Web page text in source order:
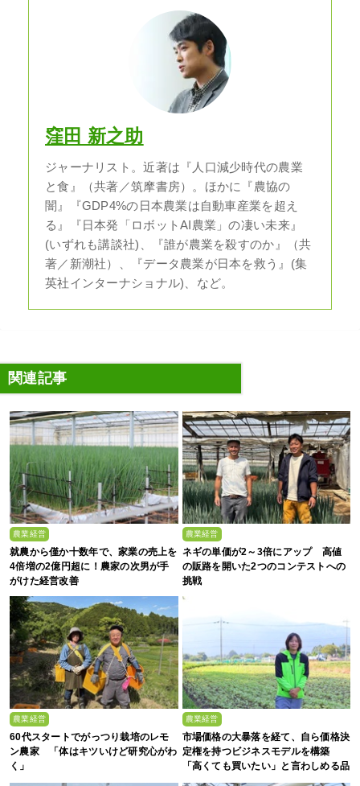
窪田 新之助
ジャーナリスト。近著は『人口減少時代の農業
と食』（共著／筑摩書房）。ほかに『農協の
闇』『GDP4%の日本農業は自動車産業を超え
る』『日本発「ロボットAI農業」の凄い未来』
(いずれも講談社)、『誰が農業を殺すのか』（共
著／新潮社）、『データ農業が日本を救う』(集
英社インターナショナル)、など。
関連記事
農業経営
就農から僅か十数年で、家業の売上を
4倍増の2億円超に！農家の次男が手
がけた経営改善
農業経営
ネギの単価が2～3倍にアップ 高値
の販路を開いた2つのコンテストへの
挑戦
農業経営
60代スタートでがっつり栽培のレモ
ン農家 「体はキツいけど研究心がわ
く」
農業経営
市場価格の大暴落を経て、自ら価格決
定権を持つビジネスモデルを構築
「高くても買いたい」と言わしめる品